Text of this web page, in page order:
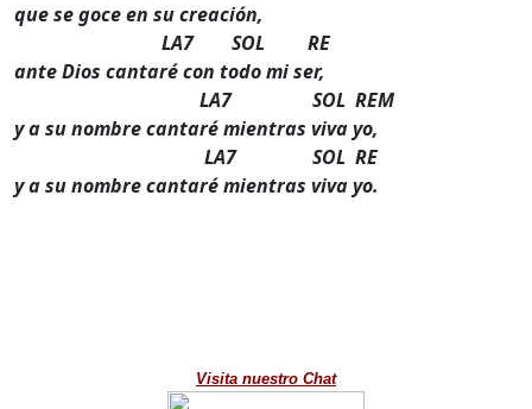
que se goce en su creación,
LA7 SOL RE
ante Dios cantaré con todo mi ser,
LA7 SOL REM
y a su nombre cantaré mientras viva yo,
LA7 SOL RE
y a su nombre cantaré mientras viva yo.
Visita nuestro Chat